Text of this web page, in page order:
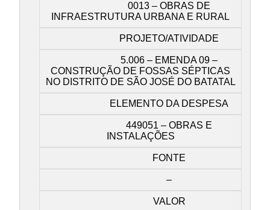
0013 – OBRAS DE
INFRAESTRUTURA URBANA E RURAL
PROJETO/ATIVIDADE
5.006 – EMENDA 09 –
CONSTRUÇÃO DE FOSSAS SÉPTICAS
NO DISTRITO DE SÃO JOSÉ DO BATATAL
ELEMENTO DA DESPESA
449051 – OBRAS E
INSTALAÇÕES
FONTE
–
VALOR